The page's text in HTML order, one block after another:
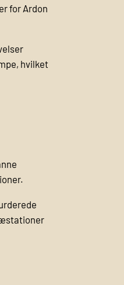
for Ardon
hvilket